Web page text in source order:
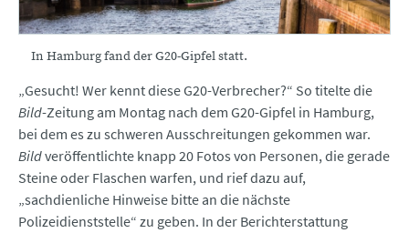
In Hamburg fand der G20-Gipfel statt.
„Gesucht! Wer kennt diese G20-Verbrecher?“ So titelte die
Bild-Zeitung am Montag nach dem G20-Gipfel in Hamburg,
bei dem es zu schweren Ausschreitungen gekommen war.
Bildveröffentlichte knapp 20 Fotos von Personen, die gerade
Steine oder Flaschen warfen, und rief dazu auf,
„sachdienliche Hinweise bitte an die nächste
Polizeidienststelle“ zu geben. In der Berichterstattung